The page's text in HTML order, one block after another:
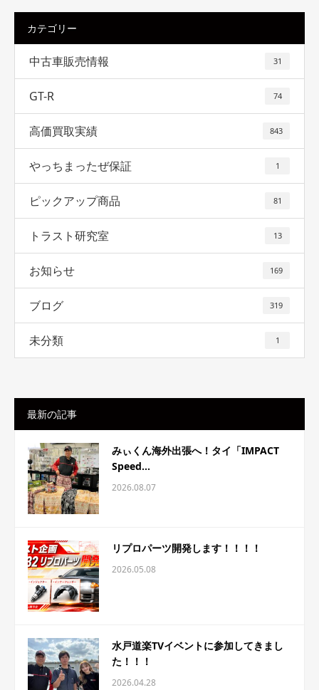
カテゴリー
中古車販売情報 31
GT-R 74
高価買取実績 843
やっちまったぜ保証 1
ピックアップ商品 81
トラスト研究室 13
お知らせ 169
ブログ 319
未分類 1
最新の記事
みぃくん海外出張へ！タイ「IMPACT
Speed...
2026.08.07
リプロパーツ開発します！！！！
2026.05.08
水戸道楽TVイベントに参加してきまし
た！！！
2026.04.28